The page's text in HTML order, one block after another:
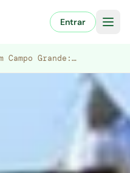
Entrar
Campo Grande:…